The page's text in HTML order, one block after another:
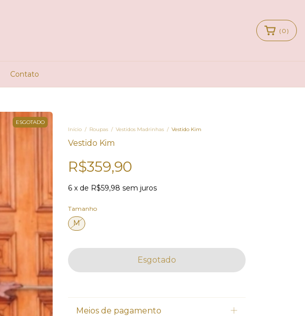
( 0 )
Contato
ESGOTADO
Início / Roupas / Vestidos Madrinhas / Vestido Kim
Vestido Kim
R$359,90
6 x de R$59,98 sem juros
Tamanho
M
Meios de pagamento